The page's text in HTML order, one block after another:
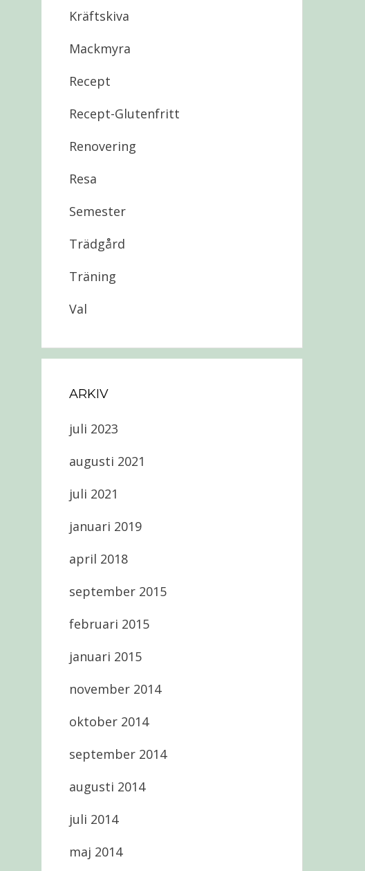
Kräftskiva
Mackmyra
Recept
Recept-Glutenfritt
Renovering
Resa
Semester
Trädgård
Träning
Val
ARKIV
juli 2023
augusti 2021
juli 2021
januari 2019
april 2018
september 2015
februari 2015
januari 2015
november 2014
oktober 2014
september 2014
augusti 2014
juli 2014
maj 2014